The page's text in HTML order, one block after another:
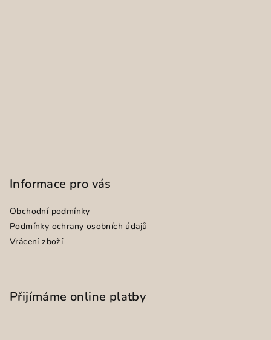
Informace pro vás
Obchodní podmínky
Podmínky ochrany osobních údajů
Vrácení zboží
Přijímáme online platby